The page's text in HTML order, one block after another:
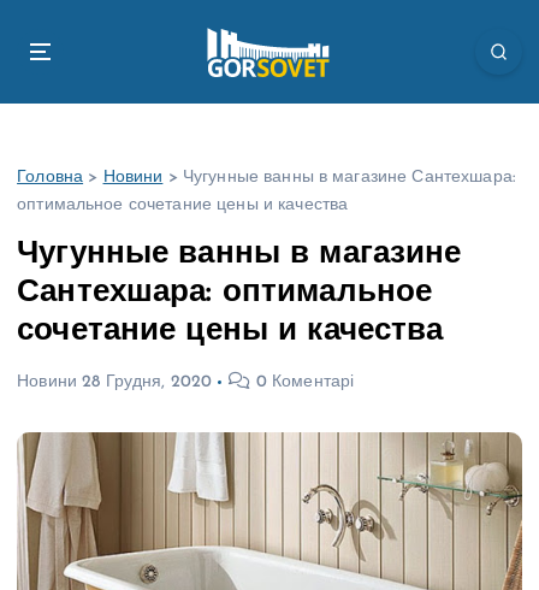
Головна > Новини > Чугунные ванны в магазине Сантехшара:
оптимальное сочетание цены и качества
Чугунные ванны в магазине
Сантехшара: оптимальное
сочетание цены и качества
Новини 28 Грудня, 2020 0 Коментарі